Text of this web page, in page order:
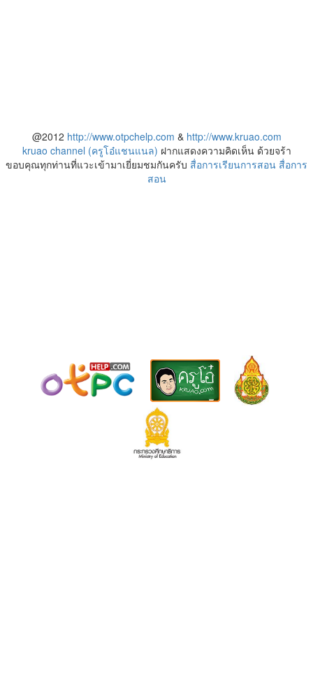
@2012 http://www.otpchelp.com & http://www.kruao.com
kruao channel (ครูโอ๋แชนแนล) ฝากแสดงความคิดเห็น ด้วยจร้า
ขอบคุณทุกท่านที่แวะเข้ามาเยี่ยมชมกันครับ สื่อการเรียนการสอน สื่อการ
สอน